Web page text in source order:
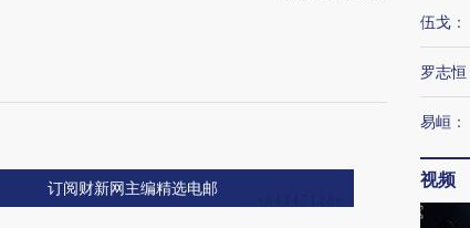
订阅财新网主编精选电邮
伍戈 ：
罗志恒
易峘 ：
视频